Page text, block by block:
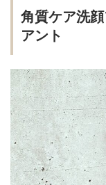
角質ケア洗
アント